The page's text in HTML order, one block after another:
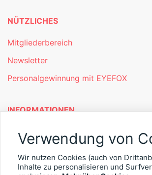
NÜTZLICHES
Mitgliederbereich
Newsletter
Personalgewinnung mit EYEFOX
INFORMATIONEN
Was ist EYEFOX – Ihre Möglichkeiten
Kontakt
Verwendung von
Wir nutzen Cookies (auch von
Inhalte zu personalisieren und